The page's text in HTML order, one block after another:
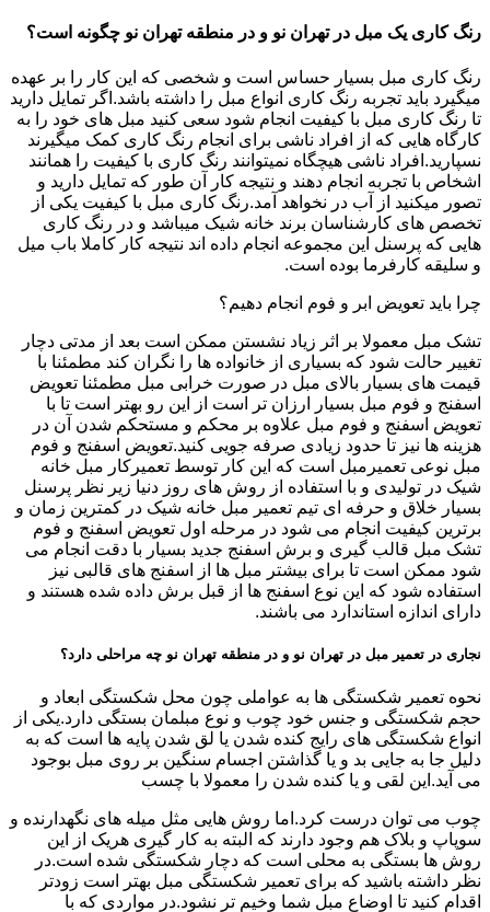
رنگ کاری یک مبل در تهران نو و در منطقه تهران نو چگونه است؟
رنگ کاری مبل بسیار حساس است و شخصی که این کار را بر عهده
میگیرد باید تجربه رنگ کاری انواع مبل را داشته باشد.اگر تمایل دارید
تا رنگ کاری مبل با کیفیت انجام شود سعی کنید مبل های خود را به
کارگاه هایی که از افراد ناشی برای انجام رنگ کاری کمک میگیرند
نسپارید.افراد ناشی هیچگاه نمیتوانند رنگ کاری با کیفیت را همانند
اشخاص با تجربه انجام دهند و نتیجه کار آن طور که تمایل دارید و
تصور میکنید از آب در نخواهد آمد.رنگ کاری مبل با کیفیت یکی از
تخصص های کارشناسان برند خانه شیک میباشد و در رنگ کاری
هایی که پرسنل این مجموعه انجام داده اند نتیجه کار کاملا باب میل
و سلیقه کارفرما بوده است.
چرا باید تعویض ابر و فوم انجام دهیم؟
تشک مبل معمولا بر اثر زیاد نشستن ممکن است بعد از مدتی دچار
تغییر حالت شود که بسیاری از خانواده ها را نگران کند مطمئنا با
قیمت های بسیار بالای مبل در صورت خرابی مبل مطمئنا تعویض
اسفنج و فوم مبل بسیار ارزان تر است از این رو بهتر است تا با
تعویض اسفنج و فوم مبل علاوه بر محکم و مستحکم شدن آن در
هزینه ها نیز تا حدود زیادی صرفه جویی کنید.تعویض اسفنج و فوم
مبل نوعی تعمیرمبل است که این کار توسط تعمیرکار مبل خانه
شیک در تولیدی و با استفاده از روش های روز دنیا زیر نظر پرسنل
بسیار خلاق و حرفه ای تیم تعمیر مبل خانه شیک در کمترین زمان و
برترین کیفیت انجام می شود در مرحله اول تعویض اسفنج و فوم
تشک مبل قالب گیری و برش اسفنج جدید بسیار با دقت انجام می
شود ممکن است تا برای بیشتر مبل ها از اسفنج های قالبی نیز
استفاده شود که این نوع اسفنج ها از قبل برش داده شده هستند و
دارای اندازه استاندارد می باشند.
نجاری در تعمیر مبل در تهران نو و در منطقه تهران نو چه مراحلی دارد؟
نحوه تعمیر شکستگی ها به عواملی چون محل شکستگی ابعاد و
حجم شکستگی و جنس خود چوب و نوع مبلمان بستگی دارد.یکی از
انواع شکستگی های رایج کنده شدن یا لق شدن پایه ها است که به
دلیل جا به جایی بد و یا گذاشتن اجسام سنگین بر روی مبل بوجود
می آید.این لقی و یا کنده شدن را معمولا با چسب
چوب می توان درست کرد.اما روش هایی مثل میله های نگهدارنده و
سوپاپ و بلاک هم وجود دارند که البته به کار گیری هریک از این
روش ها بستگی به محلی است که دچار شکستگی شده است.در
نظر داشته باشید که برای تعمیر شکستگی مبل بهتر است زودتر
اقدام کنید تا اوضاع مبل شما وخیم تر نشود.در مواردی که با